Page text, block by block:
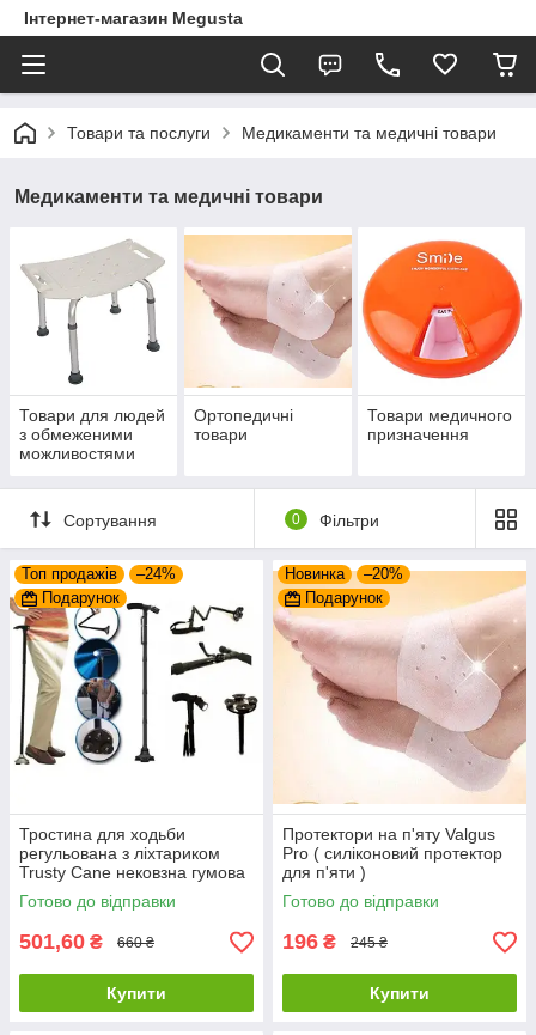
Інтернет-магазин Megusta
Товари та послуги Медикаменти та медичні товари
Медикаменти та медичні товари
Товари для людей
з обмеженими
можливостями
Ортопедичні
товари
Товари медичного
призначення
Сортування 0 Фільтри
Топ продажів
–24%
Подарунок
Тростина для ходьби
регульована з ліхтариком
Trusty Cane нековзна гумова
підошва
Готово до відправки
501,60 ₴ 660 ₴
Купити
Новинка
–20%
Подарунок
Протектори на п'яту Valgus
Pro ( силіконовий протектор
для п'яти )
Готово до відправки
196 ₴ 245 ₴
Купити